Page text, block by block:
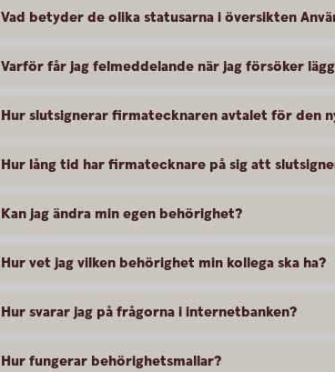
Vad betyder de olika statusarna i översikten
Varför får jag felmeddelande när jag försöker
Hur slutsignerar firmatecknaren avtalet för den
Hur lång tid har firmatecknare på sig att
Kan jag ändra min egen behörighet?
Hur vet jag vilken behörighet min kollega ska ha?
Hur svarar jag på frågorna i internetbanken?
Hur fungerar behörighetsmallar?